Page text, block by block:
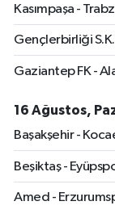
Kasımpaşa -
Gençlerbirliği
Gaziantep FK -
16 Ağustos,
Başakşehir -
Beşiktaş -
Amed -